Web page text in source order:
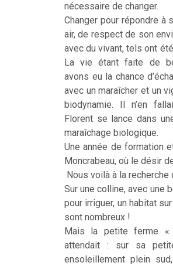
nécessaire de changer.
Changer pour répondre à
air, de respect de son
avec du vivant, tels ont
La vie étant faite de
avons eu la chance
avec un maraîcher et un
biodynamie. Il n’en
Florent se lance dans
maraîchage biologique.
Une année de formation
Moncrabeau, où le désir
Nous voilà à la recherche
Sur une colline, avec une
pour irriguer, un habitat
sont nombreux !
Mais la petite ferme
attendait : sur sa
ensoleillement plein